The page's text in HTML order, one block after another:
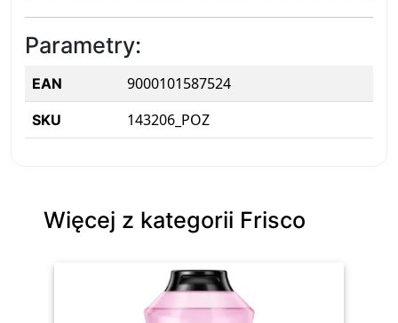
Parametry:
EAN 9000101587524
SKU 143206_POZ
Więcej z kategorii Frisco